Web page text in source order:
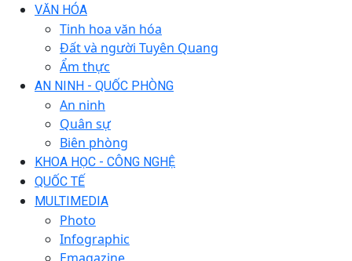
VĂN HÓA
Tinh hoa văn hóa
Đất và người Tuyên Quang
Ẩm thực
AN NINH - QUỐC PHÒNG
An ninh
Quân sự
Biên phòng
KHOA HỌC - CÔNG NGHỆ
QUỐC TẾ
MULTIMEDIA
Photo
Infographic